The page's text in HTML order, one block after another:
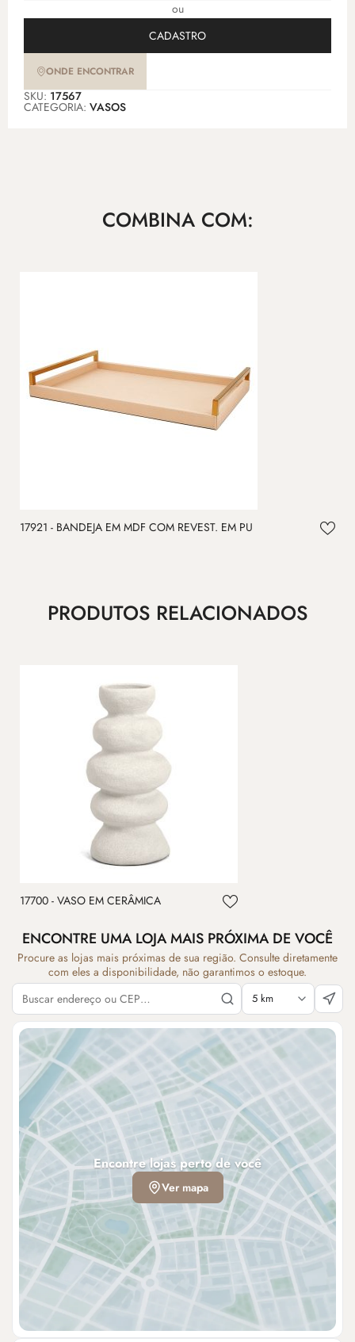
ou
CADASTRO
ONDE ENCONTRAR
SKU: 17567
CATEGORIA: VASOS
COMBINA COM:
17921 - BANDEJA EM MDF COM REVEST. EM PU
PRODUTOS RELACIONADOS
17700 - VASO EM CERÂMICA
ENCONTRE UMA LOJA MAIS PRÓXIMA DE VOCÊ
Procure as lojas mais próximas de sua região. Consulte diretamente
com eles a disponibilidade, não garantimos o estoque.
Encontre lojas perto de você
Ver mapa